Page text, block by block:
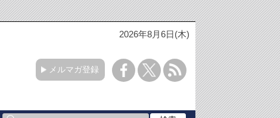
2026年8月6日(木)
メルマガ登録